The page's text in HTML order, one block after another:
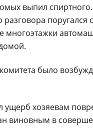
выпил
поругался
многоэтажки
было
ущерб хозяевам
виновным в